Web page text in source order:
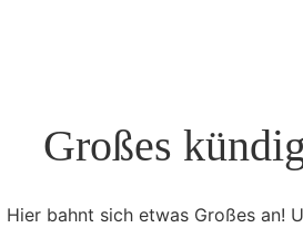
Großes
Hier bahnt sich etwas Großes an!